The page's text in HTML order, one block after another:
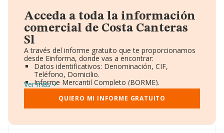
Acceda a toda la información
comercial de Costa Canteras
Sl
A través del informe gratuito que te proporcionamos
desde Einforma, donde vas a encontrar:
Datos identificativos: Denominación, CIF,
Teléfono, Domicilio.
Informe Mercantil Completo (BORME).
Gráficos de Evolución Ventas y Empleados.
Consejo de Administración y Administradores.
Directivos y Ejecutivos.
Ver más
QUIERO MI INFORME GRATUITO